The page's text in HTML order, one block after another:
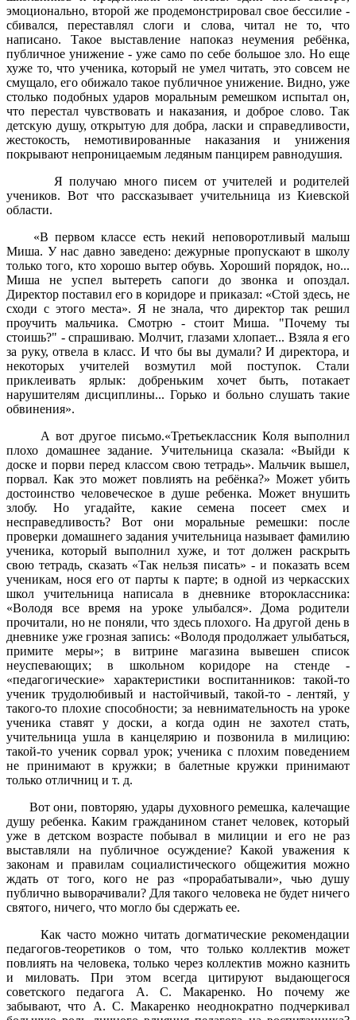
эмоционально, второй же продемонстрировал свое бессилие -
сбивался, переставлял слоги и слова, читал не то, что
написано. Такое выставление напоказ неумения ребёнка,
публичное унижение - уже само по себе большое зло. Но еще
хуже то, что ученика, который не умел читать, это совсем не
смущало, его обижало такое публичное унижение. Видно, уже
столько подобных ударов моральным ремешком испытал он,
что перестал чувствовать и наказания, и доброе слово. Так
детскую душу, открытую для добра, ласки и справедливости,
жестокость, немотивированные наказания и унижения
покрывают непроницаемым ледяным панцирем равнодушия.
Я получаю много писем от учителей и родителей
учеников. Вот что рассказывает учительница из Киевской
области.
«В первом классе есть некий неповоротливый малыш
Миша. У нас давно заведено: дежурные пропускают в школу
только того, кто хорошо вытер обувь. Хороший порядок, но...
Миша не успел вытереть сапоги до звонка и опоздал.
Директор поставил его в коридоре и приказал: «Стой здесь, не
сходи с этого места». Я не знала, что директор так решил
проучить мальчика. Смотрю - стоит Миша. "Почему ты
стоишь?" - спрашиваю. Молчит, глазами хлопает... Взяла я его
за руку, отвела в класс. И что бы вы думали? И директора, и
некоторых учителей возмутил мой поступок. Стали
приклеивать ярлык: добреньким хочет быть, потакает
нарушителям дисциплины... Горько и больно слушать такие
обвинения».
А вот другое письмо.«Третьеклассник Коля выполнил
плохо домашнее задание. Учительница сказала: «Выйди к
доске и порви перед классом свою тетрадь». Мальчик вышел,
порвал. Как это может повлиять на ребёнка?» Может убить
достоинство человеческое в душе ребенка. Может внушить
злобу. Но угадайте, какие семена посеет смех и
несправедливость? Вот они моральные ремешки: после
проверки домашнего задания учительница называет фамилию
ученика, который выполнил хуже, и тот должен раскрыть
свою тетрадь, сказать «Так нельзя писать» - и показать всем
ученикам, нося его от парты к парте; в одной из черкасских
школ учительница написала в дневнике второклассника:
«Володя все время на уроке улыбался». Дома родители
прочитали, но не поняли, что здесь плохого. На другой день в
дневнике уже грозная запись: «Володя продолжает улыбаться,
примите меры»; в витрине магазина вывешен список
неуспевающих; в школьном коридоре на стенде -
«педагогические» характеристики воспитанников: такой-то
ученик трудолюбивый и настойчивый, такой-то - лентяй, у
такого-то плохие способности; за невнимательность на уроке
ученика ставят у доски, а когда один не захотел стать,
учительница ушла в канцелярию и позвонила в милицию:
такой-то ученик сорвал урок; ученика с плохим поведением
не принимают в кружки; в балетные кружки принимают
только отличниц и т. д.
Вот они, повторяю, удары духовного ремешка, калечащие
душу ребенка. Каким гражданином станет человек, который
уже в детском возрасте побывал в милиции и его не раз
выставляли на публичное осуждение? Какой уважения к
законам и правилам социалистического общежития можно
ждать от того, кого не раз «прорабатывали», чью душу
публично выворачивали? Для такого человека не будет ничего
святого, ничего, что могло бы сдержать ее.
Как часто можно читать догматические рекомендации
педагогов-теоретиков о том, что только коллектив может
повлиять на человека, только через коллектив можно казнить
и миловать. При этом всегда цитируют выдающегося
советского педагога А. С. Макаренко. Но почему же
забывают, что А. С. Макаренко неоднократно подчеркивал